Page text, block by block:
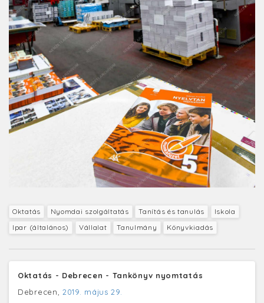
Oktatás Nyomdai szolgáltatás Tanítás és tanulás
Iskola
Ipar (általános)
Vállalat Tanulmány Könyvkiadás
Oktatás - Debrecen - Tankönyv nyomtatás
Debrecen, 2019. május 29.